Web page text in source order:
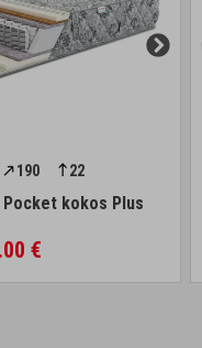
190 22
kokos Plus
€